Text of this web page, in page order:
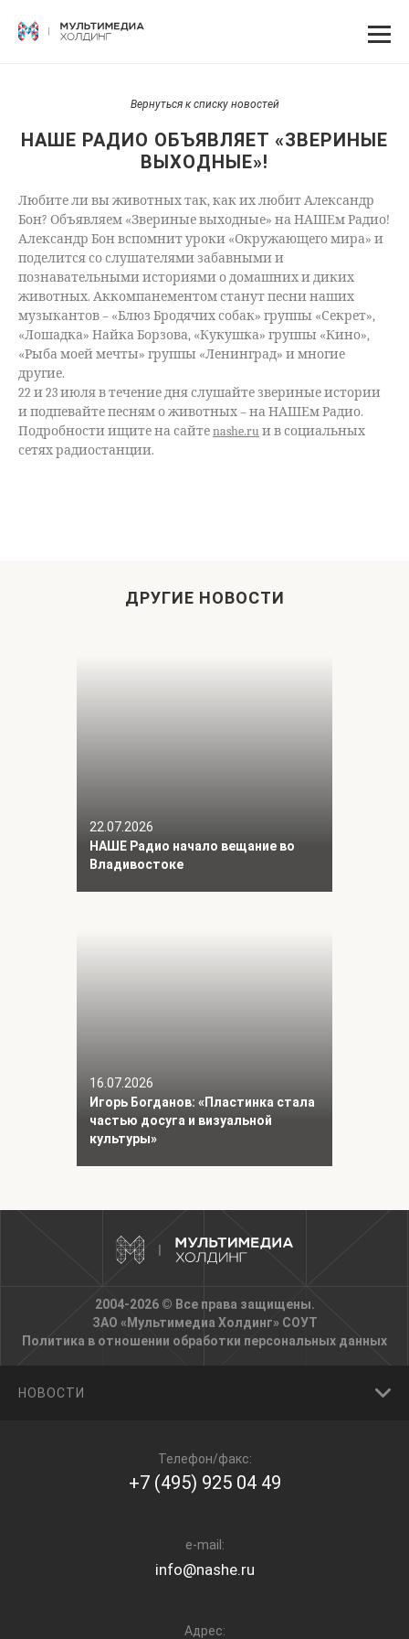
Вернуться к списку новостей
НАШЕ РАДИО ОБЪЯВЛЯЕТ «ЗВЕРИНЫЕ
ВЫХОДНЫЕ»!
Любите ли вы животных так, как их любит Александр
Бон? Объявляем «Звериные выходные» на НАШЕм Радио!
Александр Бон вспомнит уроки «Окружающего мира» и
поделится со слушателями забавными и
познавательными историями о домашних и диких
животных. Аккомпанементом станут песни наших
музыкантов – «Блюз Бродячих собак» группы «Секрет»,
«Лошадка» Найка Борзова, «Кукушка» группы «Кино»,
«Рыба моей мечты» группы «Ленинград» и многие
другие.
22 и 23 июля в течение дня слушайте звериные истории
и подпевайте песням о животных – на НАШЕм Радио.
Подробности ищите на сайтеnashe.ru и в социальных
сетях радиостанции.
ДРУГИЕ НОВОСТИ
22.07.2026
НАШЕ Радио начало вещание во
Владивостоке
16.07.2026
Игорь Богданов: «Пластинка стала
частью досуга и визуальной
культуры»
2004-2026 © Все права защищены.
ЗАО «Мультимедиа Холдинг» СОУТ
Политика в отношении обработки персональных данных
НОВОСТИ
Телефон/факс:
+7 (495) 925 04 49
e-mail:
info@nashe.ru
Адрес: